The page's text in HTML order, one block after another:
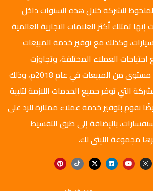
للشركة خلال هذه السنوات داخل
تمتلك أكثر العلامات التجارية العالمية
وكذلك مع توفير خدمة المبيعات
احتياجات العملاء المختلفة، وتجاوزت
مجموعة الليثي أعلى مستوى من المبيعات في عام 2018م، وذلك
التي توفر جميع الخدمات اللازمة لتلبية
نقوم بتوفير خدمة عملاء ممتازة للرد على
بالإضافة إلى طرق التقسيط
مجموعة الليثي لك.